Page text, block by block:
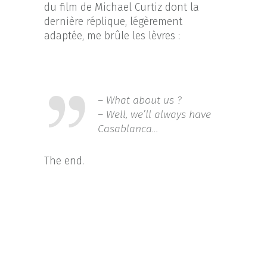
du film de Michael Curtiz dont la
dernière réplique, légèrement
adaptée, me brûle les lèvres :
– What about us ?
– Well, we’ll always have
Casablanca…
The end.